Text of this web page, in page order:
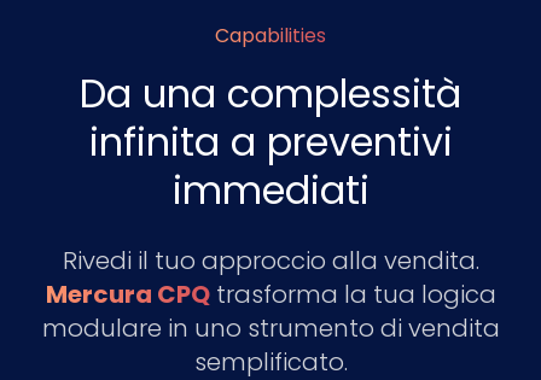
Capabilities
Da una complessità
infinita a preventivi
immediati
Rivedi il tuo approccio alla vendita.
Mercura CPQtrasforma la tua logica
modulare in uno strumento di vendita
semplificato.